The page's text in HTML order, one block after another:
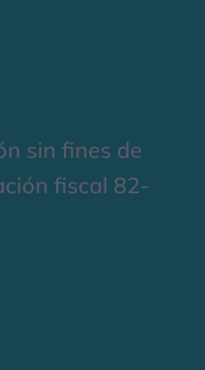
sin fines de
fiscal 82-